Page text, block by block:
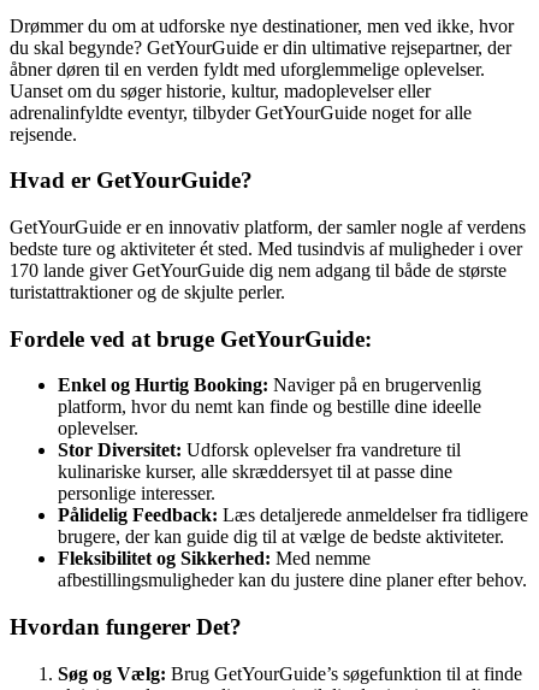
Drømmer du om at udforske nye destinationer, men ved ikke, hvor
du skal begynde? GetYourGuide er din ultimative rejsepartner, der
åbner døren til en verden fyldt med uforglemmelige oplevelser.
Uanset om du søger historie, kultur, madoplevelser eller
adrenalinfyldte eventyr, tilbyder GetYourGuide noget for alle
rejsende.
Hvad er GetYourGuide?
GetYourGuide er en innovativ platform, der samler nogle af verdens
bedste ture og aktiviteter ét sted. Med tusindvis af muligheder i over
170 lande giver GetYourGuide dig nem adgang til både de største
turistattraktioner og de skjulte perler.
Fordele ved at bruge GetYourGuide:
Enkel og Hurtig Booking: Naviger på en brugervenlig
platform, hvor du nemt kan finde og bestille dine ideelle
oplevelser.
Stor Diversitet: Udforsk oplevelser fra vandreture til
kulinariske kurser, alle skræddersyet til at passe dine
personlige interesser.
Pålidelig Feedback: Læs detaljerede anmeldelser fra tidligere
brugere, der kan guide dig til at vælge de bedste aktiviteter.
Fleksibilitet og Sikkerhed: Med nemme
afbestillingsmuligheder kan du justere dine planer efter behov.
Hvordan fungerer Det?
Søg og Vælg: Brug GetYourGuide’s søgefunktion til at finde